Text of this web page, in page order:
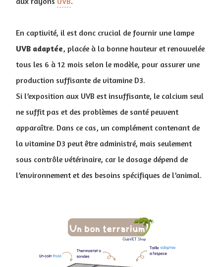
En captivité, il est donc crucial de fournir une lampe
UVB adaptée, placée à la bonne hauteur et renouvelée
tous les 6 à 12 mois selon le modèle, pour assurer une
production suffisante de vitamine D3.
Si l’exposition aux UVB est insuffisante, le calcium seul
ne suffit pas et des problèmes de santé peuvent
apparaître. Dans ce cas, un complément contenant de
la vitamine D3 peut être administré, mais seulement
sous contrôle vétérinaire, car le dosage dépend de
l’environnement et des besoins spécifiques de l’animal.